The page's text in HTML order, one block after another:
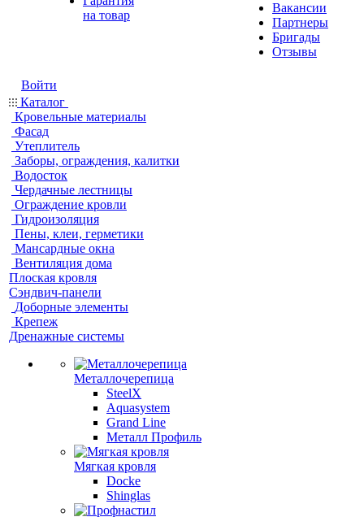
на товар
Вакансии
Партнеры
Бригады
Отзывы
Войти
Каталог
Кровельные материалы
Фасад
Утеплитель
Заборы, ограждения, калитки
Водосток
Чердачные лестницы
Ограждение кровли
Гидроизоляция
Пены, клеи, герметики
Мансардные окна
Вентиляция дома
Плоская кровля
Сэндвич-панели
Доборные элементы
Крепеж
Дренажные системы
Металлочерепица
SteelX
Aquasystem
Grand Line
Металл Профиль
Мягкая кровля
Docke
Shinglas